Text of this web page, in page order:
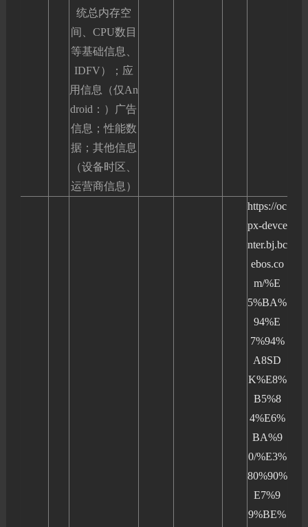
统总内存空
间、CPU数目
等基础信息、
IDFV）；应
用信息（仅An
droid：）广告
信息；性能数
据；其他信息
（设备时区、
运营商信息）
https://oc
px-devce
nter.bj.bc
ebos.co
m/%E
5%BA%
94%E
7%94%
A8SD
K%E8%
B5%8
4%E6%
BA%9
0/%E3%
80%90%
E7%9
9%BE%